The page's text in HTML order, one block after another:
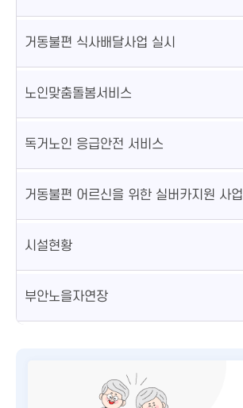
거동불편 식사배달사업 실시
노인맞춤돌봄서비스
독거노인 응급안전 서비스
거동불편 어르신을 위한 실버카지원 사업
시설현황
부안노을자연장